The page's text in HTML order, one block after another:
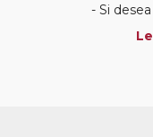
- Si
página